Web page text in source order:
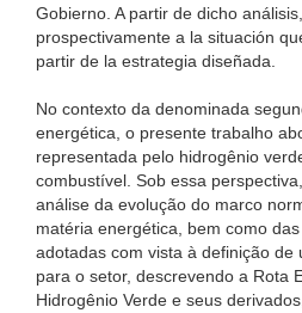
Gobierno. A partir de dicho
prospectivamente a la situación
partir de la estrategia diseñada.
No contexto da denominada
energética, o presente trabalho
representada pelo hidrogênio
combustível. Sob essa
análise da evolução do marco
matéria energética, bem como
adotadas com vista à definição de
para o setor, descrevendo a Rota
Hidrogênio Verde e seus